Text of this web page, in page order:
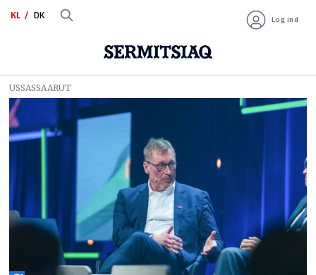
KL DK Log ind
Tag:
immap
naqqatigut
kabelit
USSASSAARUT